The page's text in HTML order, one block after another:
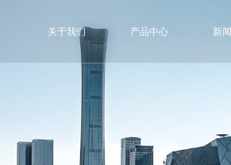
关于我们 产品中心 新